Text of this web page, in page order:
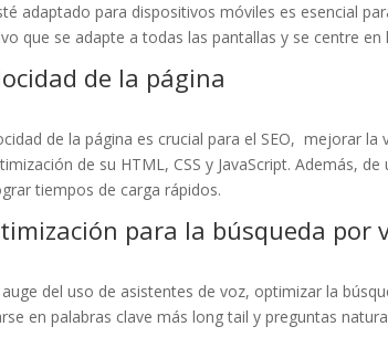
adaptado para dispositivos móviles es esencial
que se adapte a todas las pantallas y se centre
de la página
de la página es crucial para el SEO, mejorar
de su HTML, CSS y JavaScript. Además,
tiempos de carga rápidos.
para la búsqueda por
auge del uso de asistentes de voz, optimizar la
en palabras clave más long tail y preguntas